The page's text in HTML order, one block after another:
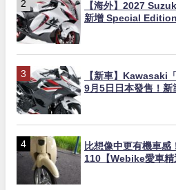
【海外】2027
新增 Special
【新車】Kawasaki
9月5日日本發售！新
比想像中更有機車
110【Webike愛車精